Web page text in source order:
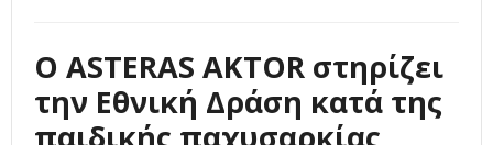
O ASTERAS AKTOR στηρίζει
την Εθνική Δράση κατά της